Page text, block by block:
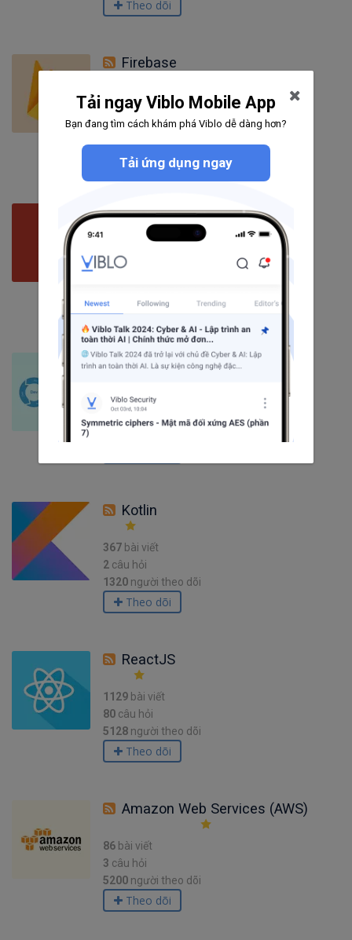
Theo dõi
Firebase
148bài viết
16 câu hỏi
Theo dõi
Go
2câu hỏi
Theo dõi
DevOps
641bài viết
18câu hỏi
Kotlin
367 bài viết
2 câu hỏi
1320 người theo dõi
Theo dõi
ReactJS
1129 bài viết
80 câu hỏi
5128 người theo dõi
Theo dõi
Amazon Web Services (AWS)
86 bài viết
3 câu hỏi
5200 người theo dõi
Theo dõi
Tải ngay Viblo Mobile App
Bạn đang tìm cách khám phá Viblo dễ dàng hơn?
Tải ứng dụng ngay